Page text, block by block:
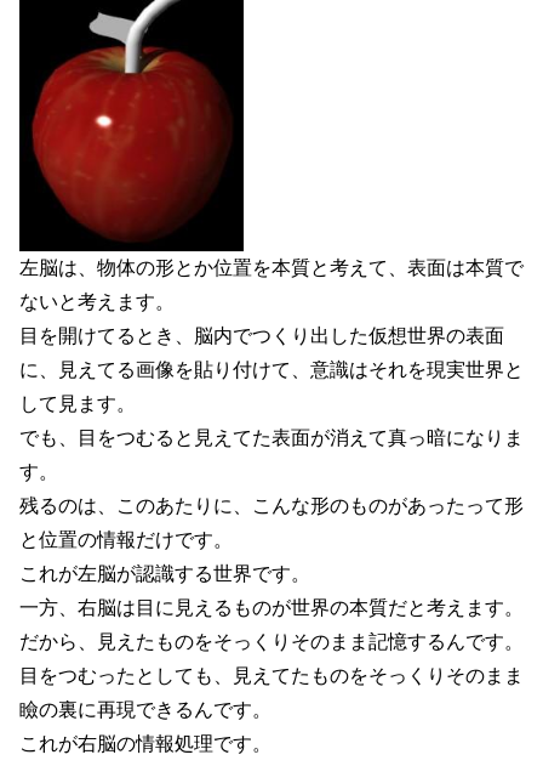
左脳は、物体の形とか位置を本質と考えて、表面は本質で
ないと考えます。
目を開けてるとき、脳内でつくり出した仮想世界の表面
に、見えてる画像を貼り付けて、意識はそれを現実世界と
して見ます。
でも、目をつむると見えてた表面が消えて真っ暗になりま
す。
残るのは、このあたりに、こんな形のものがあったって形
と位置の情報だけです。
これが左脳が認識する世界です。
一方、右脳は目に見えるものが世界の本質だと考えます。
だから、見えたものをそっくりそのまま記憶するんです。
目をつむったとしても、見えてたものをそっくりそのまま
瞼の裏に再現できるんです。
これが右脳の情報処理です。